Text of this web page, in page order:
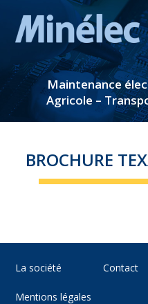
Maintenance
Agricole –
BROCHURE
La société Contact
Mentions légales